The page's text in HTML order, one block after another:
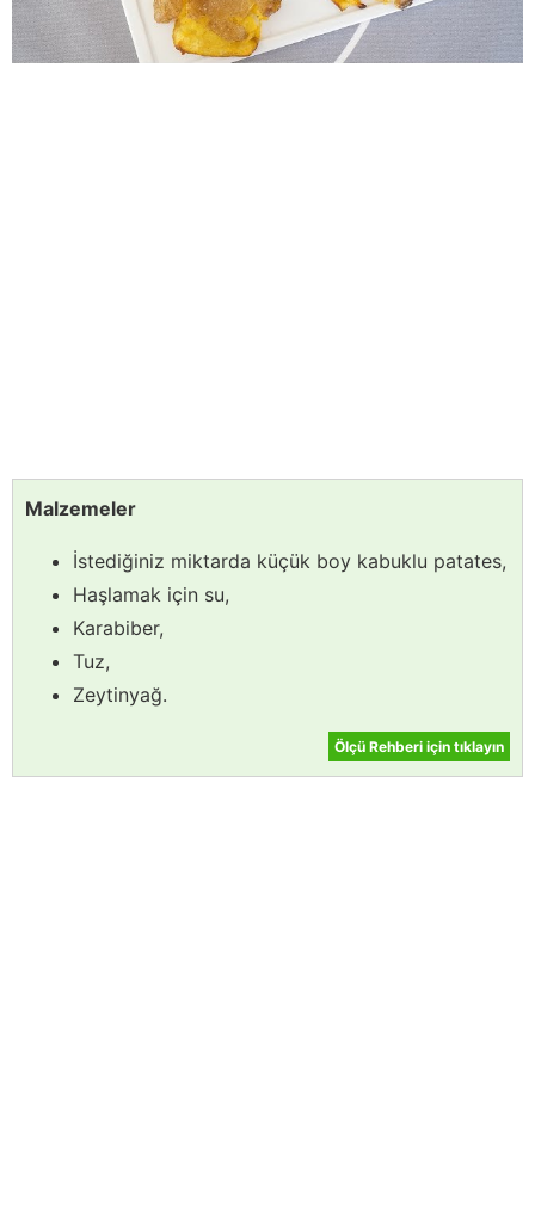
Malzemeler
İstediğiniz miktarda küçük boy kabuklu patates,
Haşlamak için su,
Karabiber,
Tuz,
Zeytinyağ.
Ölçü Rehberi için tıklayın